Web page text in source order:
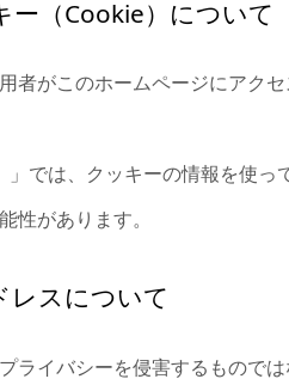
（Cookie）について
者がこのホームページにアク
」では、クッキーの情報を使
性があります。
スについて
ライバシーを侵害するもので